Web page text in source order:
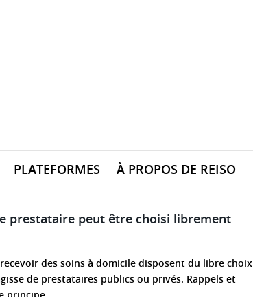
PLATEFORMES À PROPOS DE REISO
prestataire peut être choisi librement
des soins à domicile disposent du libre choix
de prestataires publics ou privés. Rappels et